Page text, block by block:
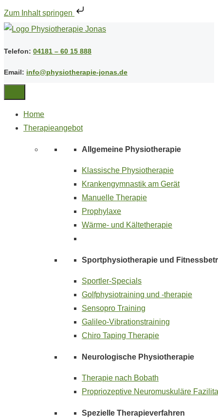
Zum Inhalt springen
Telefon: 04181 – 60 15 888
Email: info@physiotherapie-jonas.de
Home
Therapieangebot
Allgemeine Physiotherapie
Klassische Physiotherapie
Krankengymnastik am Gerät
Manuelle Therapie
Prophylaxe
Wärme- und Kältetherapie
Sportphysiotherapie und
Sportler-Specials
Golfphysiotraining und -therapie
Sensopro Training
Galileo-Vibrationstraining
Chiro Taping Therapie
Neurologische Physiotherapie
Therapie nach Bobath
Propriozeptive Neuromuskuläre
Spezielle Therapieverfahren